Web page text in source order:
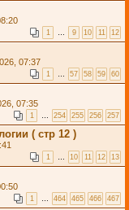
1 … 9 10 11 12
07:37
1 … 57 58 59 60
07:35
1 … 254 255 256 257
( стр 12 )
1 … 10 11 12 13
1 … 464 465 466 467